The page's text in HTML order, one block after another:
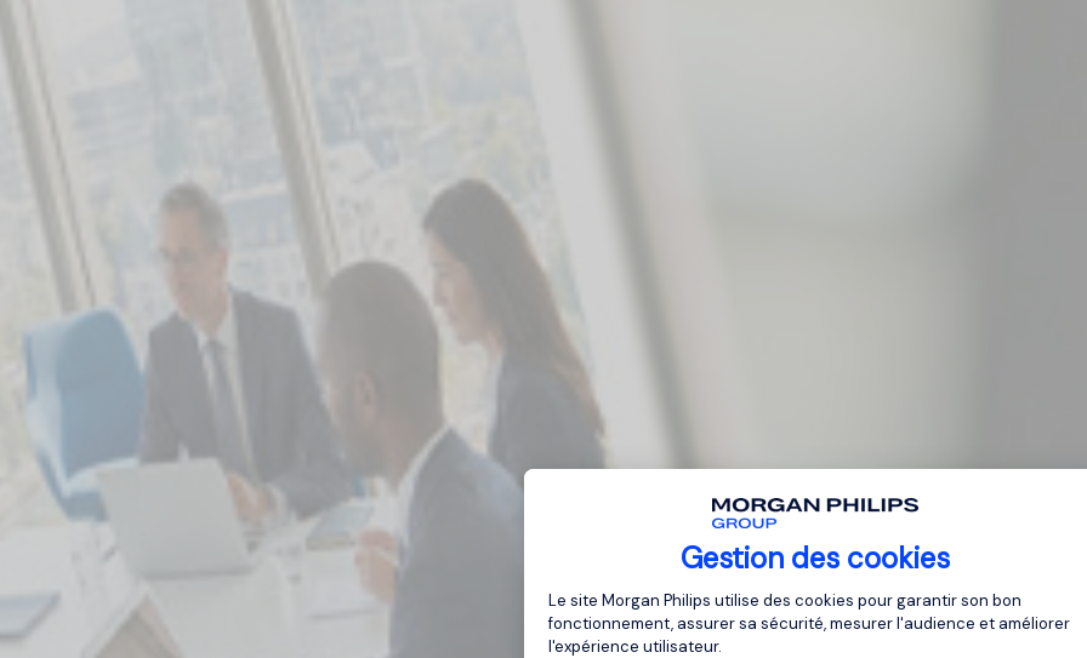
Gestion des cookies
Plateforme de Gestion du
Le site Morgan Philips utilise des cookies pour garantir son bon
fonctionnement, assurer sa sécurité, mesurer l'audience et améliorer
l'expérience utilisateur.